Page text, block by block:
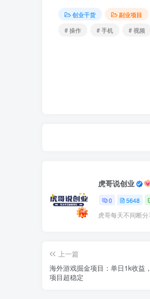
创业干货
副业项目
# 操作
# 手机 # 视频
虎哥说创业
0 5648
虎哥每天不间断
上一篇
海外游戏掘金项目：单日1k收益
项目超稳定